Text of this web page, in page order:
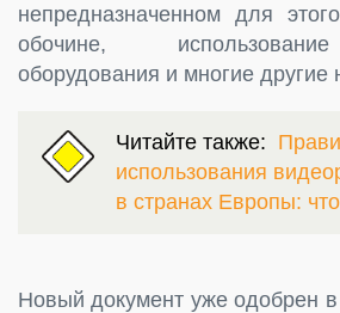
непредназначенном для
обочине,
оборудования и многие другие
Читайте также:
использования
в странах Европы:
Новый документ уже одобрен